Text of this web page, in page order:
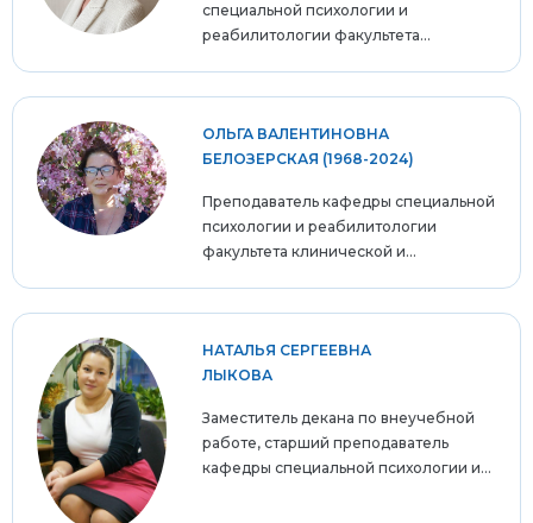
специальной психологии и
реабилитологии факультета...
ОЛЬГА ВАЛЕНТИНОВНА
БЕЛОЗЕРСКАЯ (1968-2024)
Преподаватель кафедры специальной
психологии и реабилитологии
факультета клинической и...
НАТАЛЬЯ СЕРГЕЕВНА
ЛЫКОВА
Заместитель декана по внеучебной
работе, старший преподаватель
кафедры специальной психологии и...